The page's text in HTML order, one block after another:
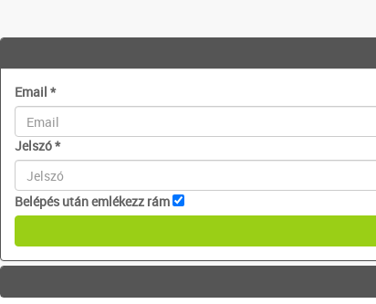
Email *
Jelszó*
Belépés után emlékezz rám